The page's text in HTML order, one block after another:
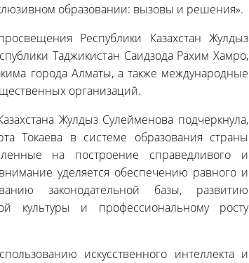
образовании: вызовы и решения».
Республики Казахстан Жулдыз
Таджикистан Саидзода Рахим Хамро,
города Алматы, а также международные
организаций.
Жулдыз Сулейменова подчеркнула,
Токаева в системе образования страны
на построение справедливого и
уделяется обеспечению равного и
законодательной базы, развитию
культуры и профессиональному росту
искусственного интеллекта и